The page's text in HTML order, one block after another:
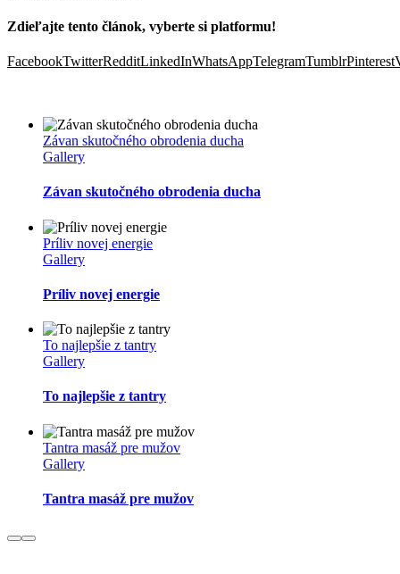
Zdieľajte tento článok, vyberte si platformu!
FacebookTwitterRedditLinkedInWhatsAppTelegramTumblrPinterest
Závan skutočného obrodenia ducha
Gallery
Závan skutočného obrodenia ducha
Príliv novej energie
Gallery
Príliv novej energie
To najlepšie z tantry
Gallery
To najlepšie z tantry
Tantra masáž pre mužov
Gallery
Tantra masáž pre mužov